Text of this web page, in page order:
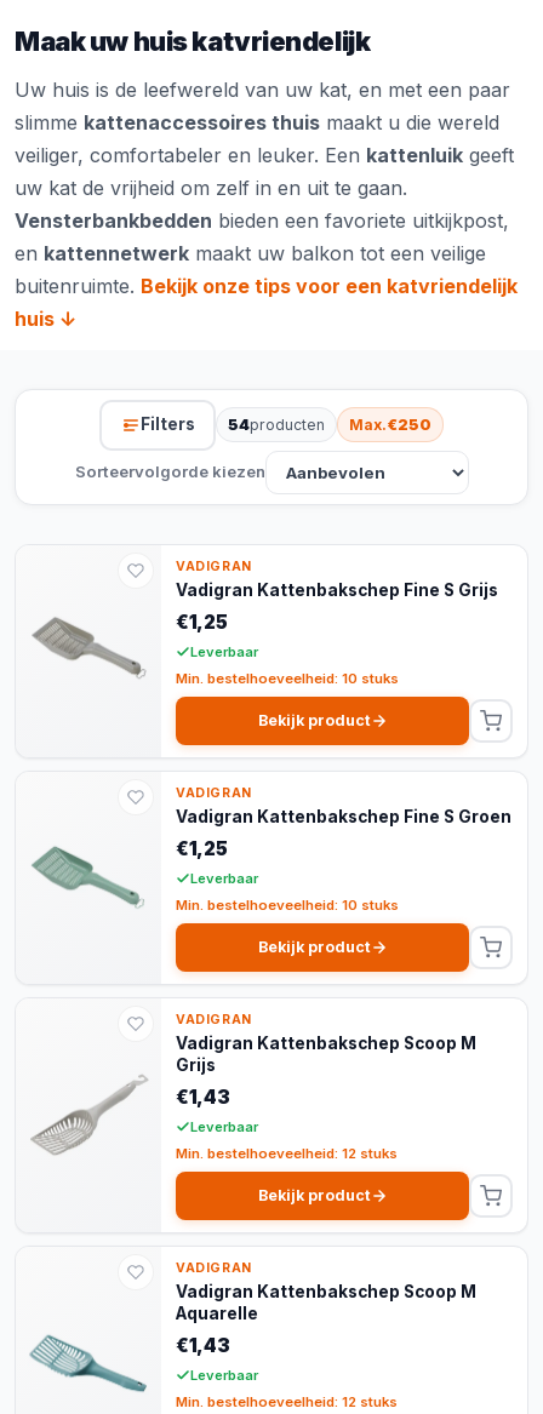
Maak uw huis katvriendelijk
Uw huis is de leefwereld van uw kat, en met een paar
slimme kattenaccessoires thuis maakt u die wereld
veiliger, comfortabeler en leuker. Een kattenluik geeft
uw kat de vrijheid om zelf in en uit te gaan.
Vensterbankbedden bieden een favoriete uitkijkpost,
en kattennetwerk maakt uw balkon tot een veilige
buitenruimte. Bekijk onze tips voor een katvriendelijk
huis ↓
Filters 54producten Max.€250
Sorteervolgorde kiezen
VADIGRAN
Vadigran Kattenbakschep Fine S Grijs
€1,25
Leverbaar
Min. bestelhoeveelheid: 10 stuks
Bekijk product
VADIGRAN
Vadigran Kattenbakschep Fine S Groen
€1,25
Leverbaar
Min. bestelhoeveelheid: 10 stuks
Bekijk product
VADIGRAN
Vadigran Kattenbakschep Scoop M
Grijs
€1,43
Leverbaar
Min. bestelhoeveelheid: 12 stuks
Bekijk product
VADIGRAN
Vadigran Kattenbakschep Scoop M
Aquarelle
€1,43
Leverbaar
Min. bestelhoeveelheid: 12 stuks